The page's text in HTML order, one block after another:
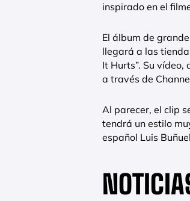
inspirado en el
El álbum de
llegará a las
It Hurts”. Su
a través de
Al parecer, el clip
tendrá un estilo
español Luis